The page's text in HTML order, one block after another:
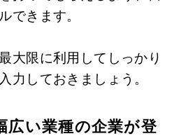
できます。
大限に利用してしっかり
力しておきましょう。
広い業種の企業が登